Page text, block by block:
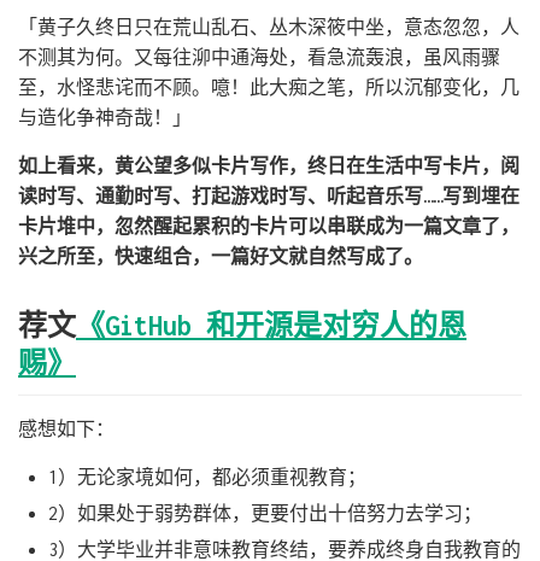
「黄子久终日只在荒山乱石、丛木深筱中坐，意态忽忽，人
不测其为何。又每往泖中通海处，看急流轰浪，虽风雨骤
至，水怪悲诧而不顾。噫！此大痴之笔，所以沉郁变化，几
与造化争神奇哉！」
如上看来，黄公望多似卡片写作，终日在生活中写卡片，阅
读时写、通勤时写、打起游戏时写、听起音乐写……写到埋在
卡片堆中，忽然醒起累积的卡片可以串联成为一篇文章了，
兴之所至，快速组合，一篇好文就自然写成了。
荐文 《GitHub 和开源是对穷人的恩
赐》
感想如下：
1）无论家境如何，都必须重视教育；
2）如果处于弱势群体，更要付出十倍努力去学习；
3）大学毕业并非意味教育终结，要养成终身自我教育的